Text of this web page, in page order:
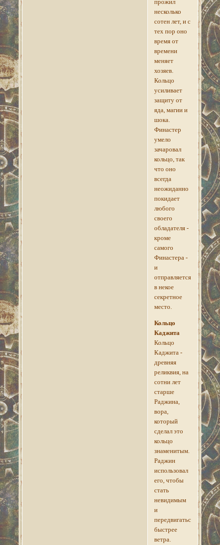
прожил
несколько
сотен лет, и с
тех пор оно
время от
времени
меняет
хозяев.
Кольцо
усиливает
защиту от
яда, магии и
шока.
Финастер
умело
зачаровал
кольцо, так
что оно
всегда
неожиданно
покидает
любого
своего
обладателя -
кроме
самого
Финастера -
и
отправляется
в некое
секретное
место.
Кольцо
Каджита
Кольцо
Каджита -
древняя
реликвия, на
сотни лет
старше
Раджина,
вора,
который
сделал это
кольцо
знаменитым.
Раджин
использовал
его, чтобы
стать
невидимым
и
передвигаться
быстрее
ветра.